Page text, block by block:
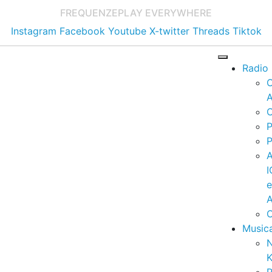
FREQUENZEPLAY EVERYWHERE
Instagram Facebook Youtube X-twitter Threads Tiktok
Radio
e